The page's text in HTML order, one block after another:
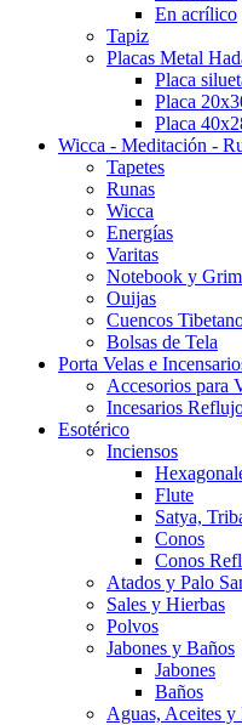
En acrílico
Tapiz
Placas Metal
Placa
Placa
Placa
Wicca - Meditación -
Tapetes
Runas
Wicca
Energías
Varitas
Notebook y
Ouijas
Cuencos
Bolsas de Tela
Porta Velas e
Accesorios para
Incesarios
Esotérico
Inciensos
Flute
Satya,
Conos
Conos
Atados y Palo
Sales y Hierbas
Polvos
Jabones y Baños
Jabones
Baños
Aguas, Aceites y